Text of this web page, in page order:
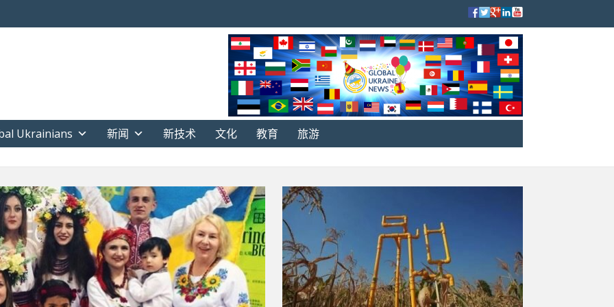
Ukrainians 新闻 新技术 文化 教育 旅游